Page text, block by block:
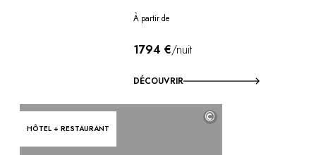
À partir de
1794 €/nuit
DÉCOUVRIR
HÔTEL + RESTAURANT
©